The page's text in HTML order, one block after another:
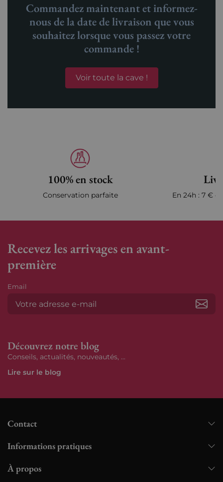
Commandez maintenant et informez-
nous de la date de livraison que vous
souhaitez lorsque vous passez votre
commande !
Voir toute la cave !
100% en stock
Conservation parfaite En 24h : 7 €
Recevez les arrivages en avant-
première
Email
Découvrez notre blog
Conseils, actualités, nouveautés, ...
Lire sur le blog
Contact
Informations pratiques
À propos